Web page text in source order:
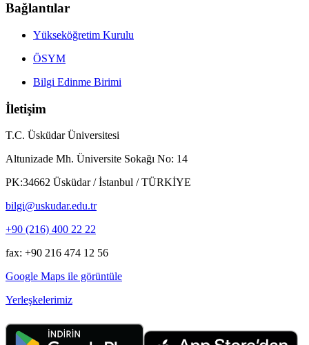
Bağlantılar
Yükseköğretim Kurulu
ÖSYM
Bilgi Edinme Birimi
İletişim
T.C. Üsküdar Üniversitesi
Altunizade Mh. Üniversite Sokağı No: 14
PK:34662 Üsküdar / İstanbul / TÜRKİYE
bilgi@uskudar.edu.tr
+90 (216) 400 22 22
fax: +90 216 474 12 56
Google Maps ile görüntüle
Yerleşkelerimiz